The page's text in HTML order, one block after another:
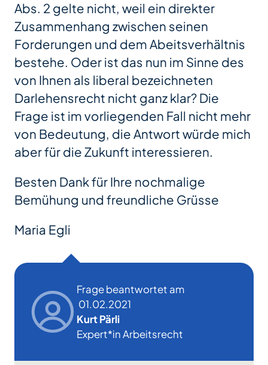
Abs. 2 gelte nicht, weil ein direkter
Zusammenhang zwischen seinen
Forderungen und dem Abeitsverhältnis
bestehe. Oder ist das nun im Sinne des
von Ihnen als liberal bezeichneten
Darlehensrecht nicht ganz klar? Die
Frage ist im vorliegenden Fall nicht mehr
von Bedeutung, die Antwort würde mich
aber für die Zukunft interessieren.
Besten Dank für Ihre nochmalige
Bemühung und freundliche Grüsse
Maria Egli
Frage beantwortet am
01.02.2021
Kurt Pärli
Expert*in Arbeitsrecht